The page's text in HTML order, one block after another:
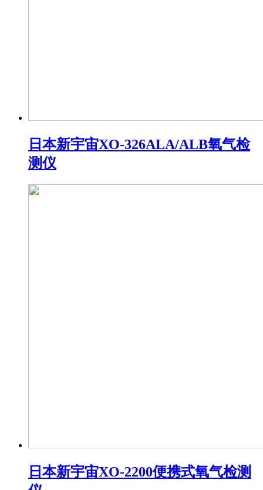
日本新宇宙XO-326ALA/ALB氧气检
测仪
日本新宇宙XO-2200便携式氧气检测